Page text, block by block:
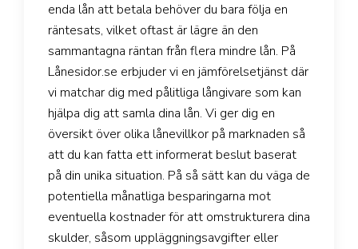
enda lån att betala behöver du bara följa en
räntesats, vilket oftast är lägre än den
sammantagna räntan från flera mindre lån. På
Lånesidor.se erbjuder vi en jämförelsetjänst där
vi matchar dig med pålitliga långivare som kan
hjälpa dig att samla dina lån. Vi ger dig en
översikt över olika lånevillkor på marknaden så
att du kan fatta ett informerat beslut baserat
på din unika situation. På så sätt kan du väga de
potentiella månatliga besparingarna mot
eventuella kostnader för att omstrukturera dina
skulder, såsom uppläggningsavgifter eller